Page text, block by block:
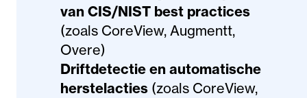
van CIS/NIST best practices
(zoals CoreView, Augmentt,
Overe)
Driftdetectie en automatische
herstelacties (zoals CoreView,